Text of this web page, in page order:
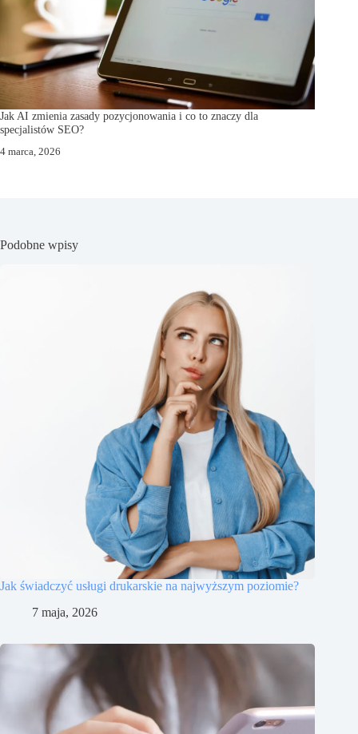
Jak AI zmienia zasady pozycjonowania i co to znaczy dla
specjalistów SEO?
4 marca, 2026
Podobne wpisy
Jak świadczyć usługi drukarskie na najwyższym poziomie?
7 maja, 2026